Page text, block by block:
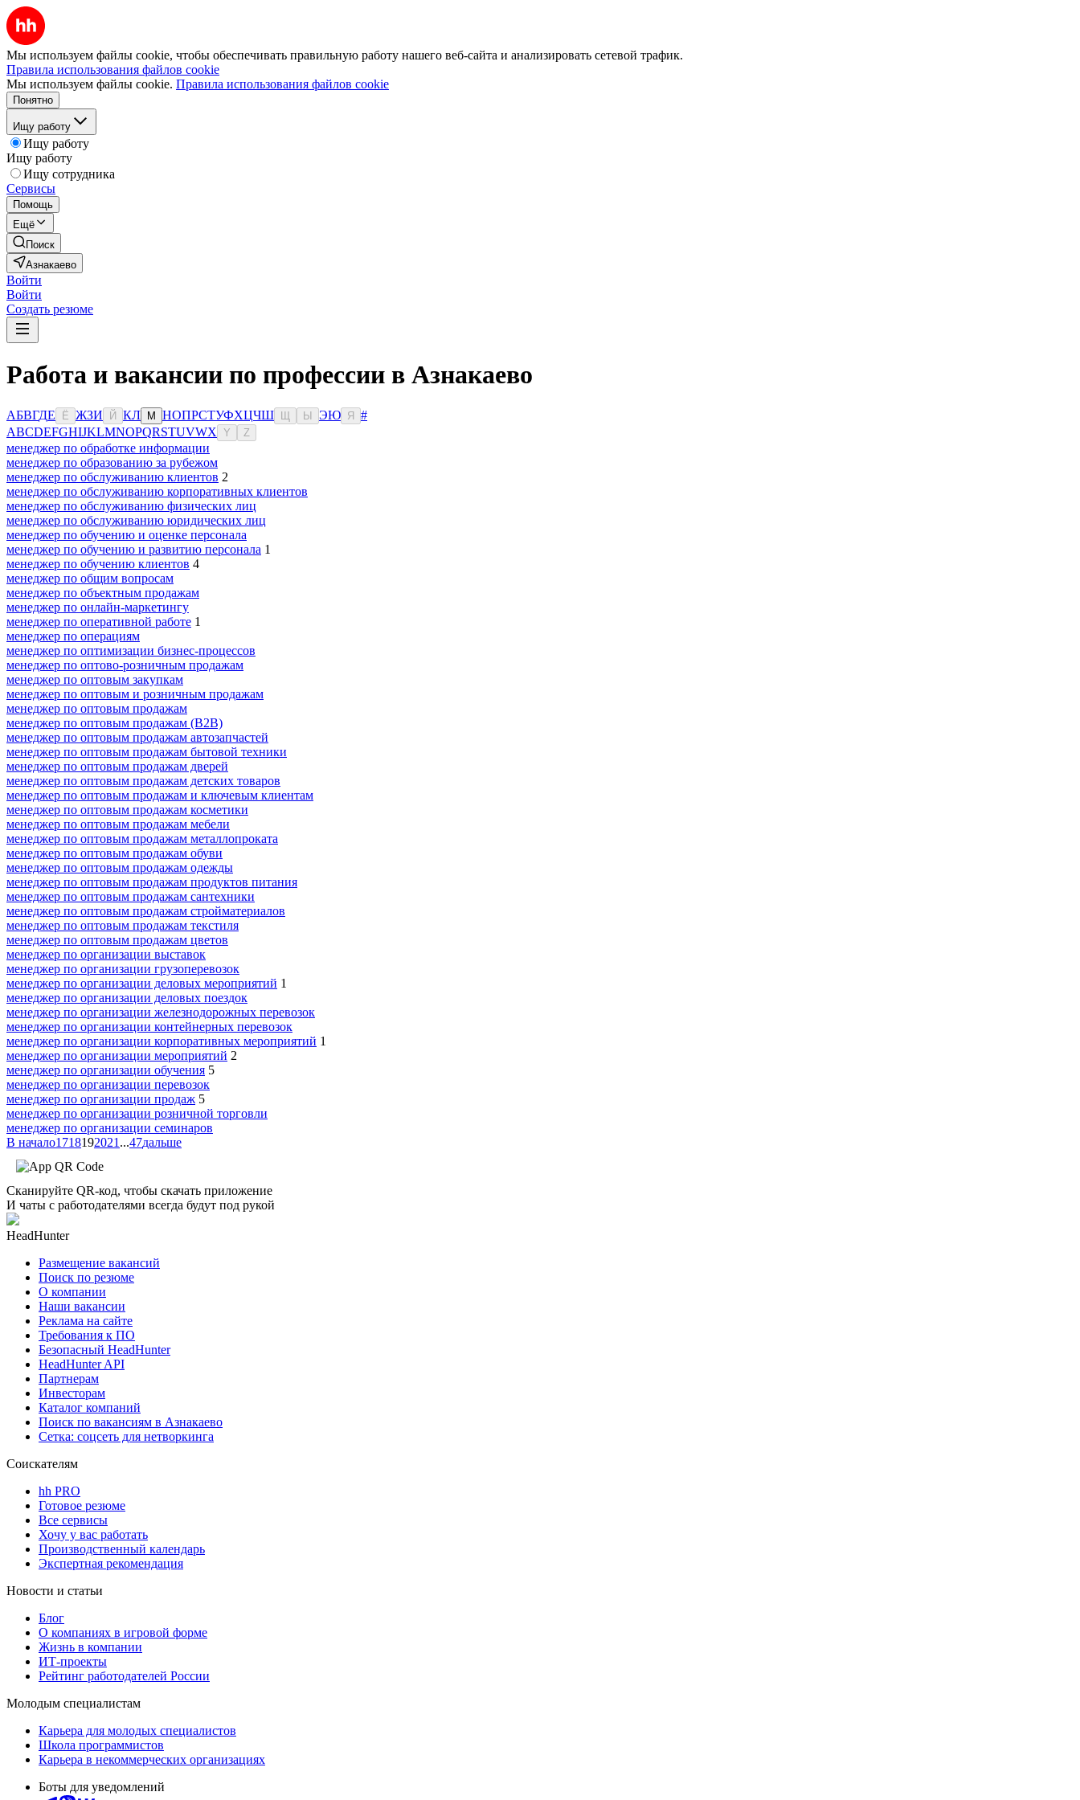
Мы используем файлы cookie, чтобы обеспечивать правильную работу нашего веб-сайта и анализировать сетевой трафик.
Правила использования файлов cookie
Мы используем файлы cookie. Правила использования файлов cookie
Понятно
Ищу работу
Ищу работу
Ищу работу
Ищу сотрудника
Сервисы
Помощь
Ещё
Поиск
Азнакаево
Войти
Войти
Создать резюме
Работа и вакансии по профессии в Азнакаево
АБВГДЕ Ё ЖЗИ Й КЛ М НОПРСТУФХЦЧШ Ы ЭЮ Я
#
ABCDEFGHIJKLMNOPQRSTUVWX Y Z
менеджер по обработке информации
менеджер по образованию за рубежом
менеджер по обслуживанию клиентов 2
менеджер по обслуживанию корпоративных клиентов
менеджер по обслуживанию физических лиц
менеджер по обслуживанию юридических лиц
менеджер по обучению и оценке персонала
менеджер по обучению и развитию персонала 1
менеджер по обучению клиентов 4
менеджер по общим вопросам
менеджер по объектным продажам
менеджер по онлайн-маркетингу
менеджер по оперативной работе 1
менеджер по операциям
менеджер по оптимизации бизнес-процессов
менеджер по оптово-розничным продажам
менеджер по оптовым закупкам
менеджер по оптовым и розничным продажам
менеджер по оптовым продажам
менеджер по оптовым продажам (B2B)
менеджер по оптовым продажам автозапчастей
менеджер по оптовым продажам бытовой техники
менеджер по оптовым продажам дверей
менеджер по оптовым продажам детских товаров
менеджер по оптовым продажам и ключевым клиентам
менеджер по оптовым продажам косметики
менеджер по оптовым продажам мебели
менеджер по оптовым продажам металлопроката
менеджер по оптовым продажам обуви
менеджер по оптовым продажам одежды
менеджер по оптовым продажам продуктов питания
менеджер по оптовым продажам сантехники
менеджер по оптовым продажам стройматериалов
менеджер по оптовым продажам текстиля
менеджер по оптовым продажам цветов
менеджер по организации выставок
менеджер по организации грузоперевозок
менеджер по организации деловых мероприятий 1
менеджер по организации деловых поездок
менеджер по организации железнодорожных перевозок
менеджер по организации контейнерных перевозок
менеджер по организации корпоративных мероприятий 1
менеджер по организации мероприятий 2
менеджер по организации обучения 5
менеджер по организации перевозок
менеджер по организации продаж 5
менеджер по организации розничной торговли
менеджер по организации семинаров
В начало1718192021 ...47дальше
Сканируйте QR-код, чтобы скачать приложение
И чаты с работодателями всегда будут под рукой
HeadHunter
Размещение вакансий
Поиск по резюме
О компании
Наши вакансии
Реклама на сайте
Требования к ПО
Безопасный HeadHunter
HeadHunter API
Партнерам
Инвесторам
Каталог компаний
Поиск по вакансиям в Азнакаево
Сетка: соцсеть для нетворкинга
Соискателям
hh PRO
Готовое резюме
Все сервисы
Хочу у вас работать
Производственный календарь
Экспертная рекомендация
Новости и статьи
Блог
О компаниях в игровой форме
Жизнь в компании
ИТ-проекты
Рейтинг работодателей России
Молодым специалистам
Карьера для молодых специалистов
Школа программистов
Карьера в некоммерческих организациях
Боты для уведомлений